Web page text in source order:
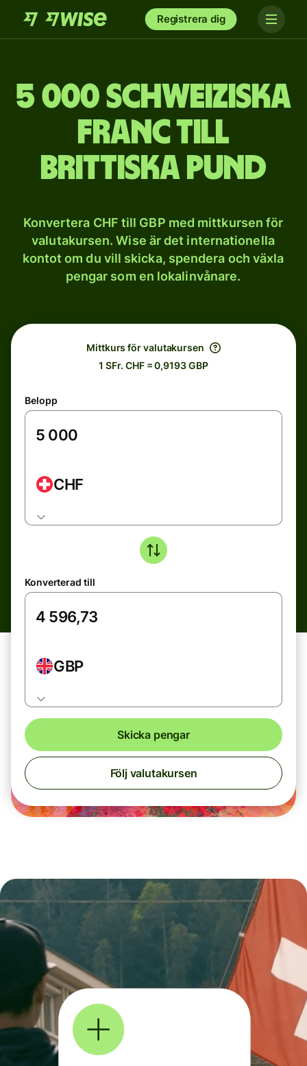
Registrera dig
5 000 schweiziska
franc till
brittiska pund
Konvertera CHF till GBP med mittkursen för
valutakursen. Wise är det internationella
kontot om du vill skicka, spendera och växla
pengar som en lokalinvånare.
Mittkurs för valutakursen
1 SFr. CHF = 0,9193 GBP
Belopp
CHF
Konverterad till
GBP
Skicka pengar
Följ valutakursen